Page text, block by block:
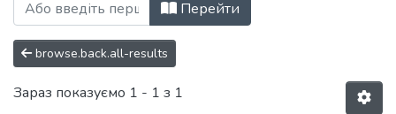
Перейти
browse.back.all-results
Зараз показуємо 1 - 1 з 1